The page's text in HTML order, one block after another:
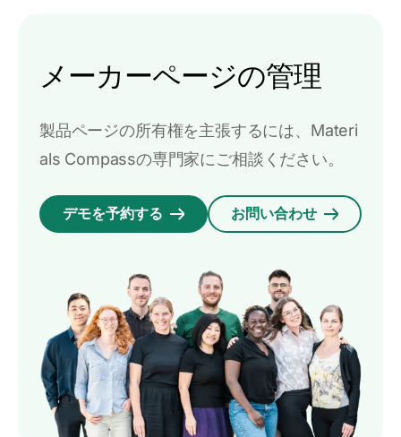
メーカーページの管理
製品ページの所有権を主張するには、Materi
als Compassの専門家にご相談ください。
デモを予約する お問い合わせ